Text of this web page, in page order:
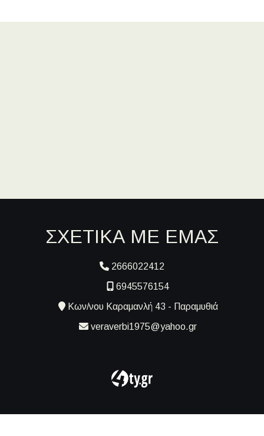
ΣΧΕΤΙΚΑ ΜΕ ΕΜΑΣ
2666022412
6945576154
Κων/νου Καραμανλή 43 - Παραμυθιά
veraverbi1975@yahoo.gr